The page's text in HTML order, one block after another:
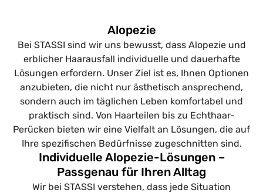
Alopezie
Bei STASSI sind wir uns bewusst, dass Alopezie und
erblicher Haarausfall individuelle und dauerhafte
Lösungen erfordern. Unser Ziel ist es, Ihnen Optionen
anzubieten, die nicht nur ästhetisch ansprechend,
sondern auch im täglichen Leben komfortabel und
praktisch sind. Von Haarteilen bis zu Echthaar-
Perücken bieten wir eine Vielfalt an Lösungen, die auf
Ihre spezifischen Bedürfnisse zugeschnitten sind.
Individuelle Alopezie-Lösungen –
Passgenau für Ihren Alltag
Wir bei STASSI verstehen, dass jede Situation